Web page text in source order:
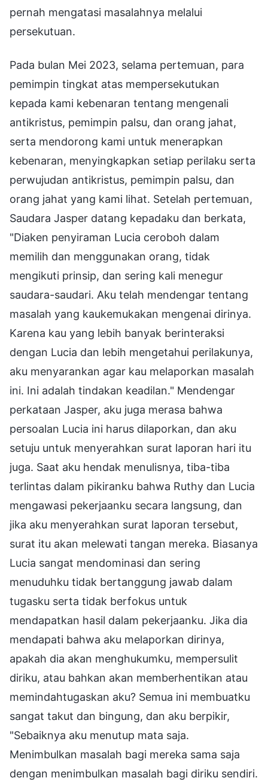
pernah mengatasi masalahnya melalui
persekutuan.
Pada bulan Mei 2023, selama pertemuan, para
pemimpin tingkat atas mempersekutukan
kepada kami kebenaran tentang mengenali
antikristus, pemimpin palsu, dan orang jahat,
serta mendorong kami untuk menerapkan
kebenaran, menyingkapkan setiap perilaku serta
perwujudan antikristus, pemimpin palsu, dan
orang jahat yang kami lihat. Setelah pertemuan,
Saudara Jasper datang kepadaku dan berkata,
"Diaken penyiraman Lucia ceroboh dalam
memilih dan menggunakan orang, tidak
mengikuti prinsip, dan sering kali menegur
saudara-saudari. Aku telah mendengar tentang
masalah yang kaukemukakan mengenai dirinya.
Karena kau yang lebih banyak berinteraksi
dengan Lucia dan lebih mengetahui perilakunya,
aku menyarankan agar kau melaporkan masalah
ini. Ini adalah tindakan keadilan." Mendengar
perkataan Jasper, aku juga merasa bahwa
persoalan Lucia ini harus dilaporkan, dan aku
setuju untuk menyerahkan surat laporan hari itu
juga. Saat aku hendak menulisnya, tiba-tiba
terlintas dalam pikiranku bahwa Ruthy dan Lucia
mengawasi pekerjaanku secara langsung, dan
jika aku menyerahkan surat laporan tersebut,
surat itu akan melewati tangan mereka. Biasanya
Lucia sangat mendominasi dan sering
menuduhku tidak bertanggung jawab dalam
tugasku serta tidak berfokus untuk
mendapatkan hasil dalam pekerjaanku. Jika dia
mendapati bahwa aku melaporkan dirinya,
apakah dia akan menghukumku, mempersulit
diriku, atau bahkan akan memberhentikan atau
memindahtugaskan aku? Semua ini membuatku
sangat takut dan bingung, dan aku berpikir,
"Sebaiknya aku menutup mata saja.
Menimbulkan masalah bagi mereka sama saja
dengan menimbulkan masalah bagi diriku sendiri.